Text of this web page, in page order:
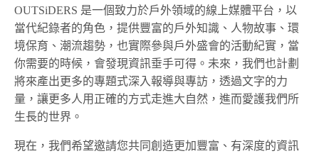
OUTSiDERS 是一個致力於戶外領域的線上媒體平台，以
當代紀錄者的角色，提供豐富的戶外知識、人物故事、環
境保育、潮流趨勢，也實際參與戶外盛會的活動紀實，當
你需要的時候，會發現資訊垂手可得。未來，我們也計劃
將來產出更多的專題式深入報導與專訪，透過文字的力
量，讓更多人用正確的方式走進大自然，進而愛護我們所
生長的世界。
現在，我們希望邀請您共同創造更加豐富、有深度的資訊